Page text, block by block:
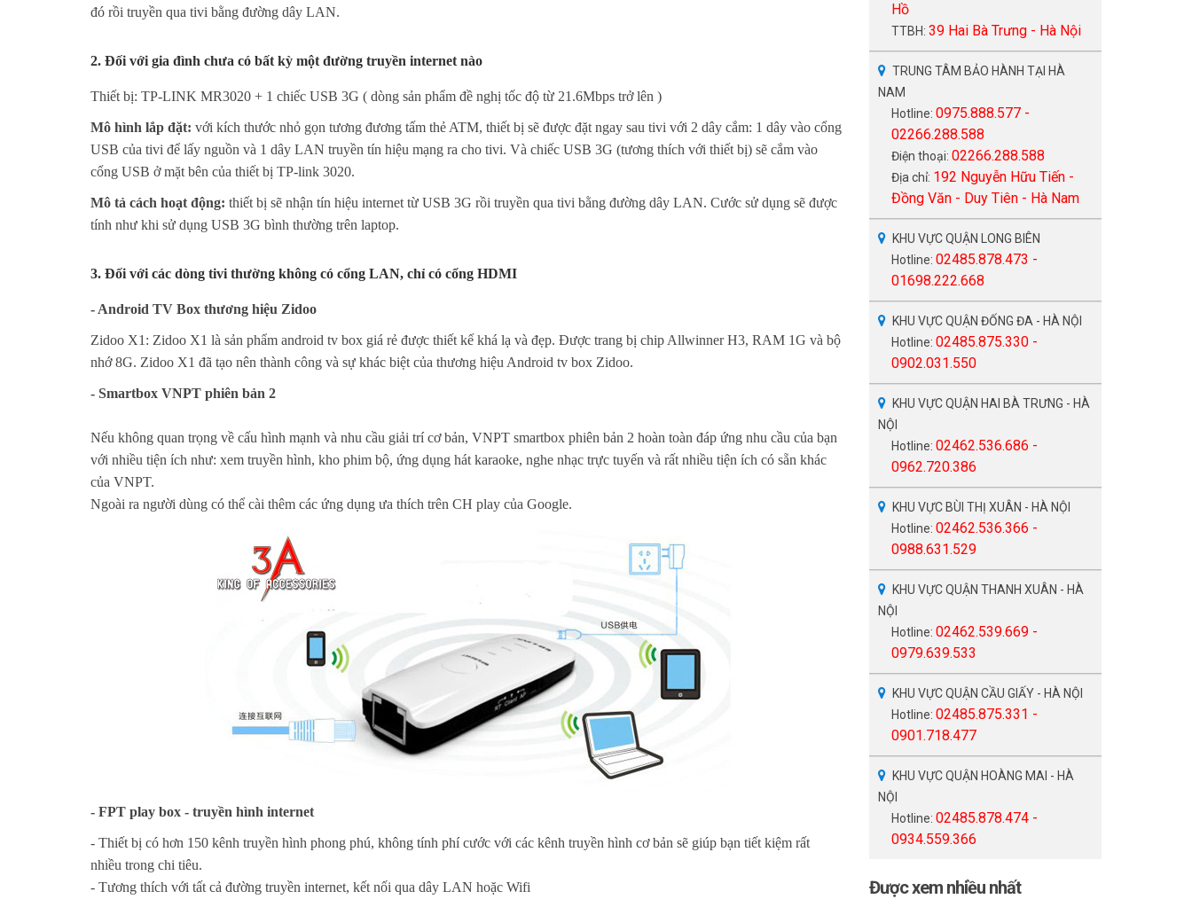
đó rồi truyền qua tivi bằng đường dây LAN.
2. Đối với gia đình chưa có bất kỳ một đường truyền internet nào
Thiết bị: TP-LINK MR3020 + 1 chiếc USB 3G ( dòng sản phẩm đề nghị tốc độ từ 21.6Mbps trở lên )
Mô hình lắp đặt: với kích thước nhỏ gọn tương đương tấm thẻ ATM, thiết bị sẽ được đặt ngay sau tivi với 2 dây cắm: 1 dây vào cổng
USB của tivi để lấy nguồn và 1 dây LAN truyền tín hiệu mạng ra cho tivi. Và chiếc USB 3G (tương thích với thiết bị) sẽ cắm vào
cổng USB ở mặt bên của thiết bị TP-link 3020.
Mô tả cách hoạt động: thiết bị sẽ nhận tín hiệu internet từ USB 3G rồi truyền qua tivi bằng đường dây LAN. Cước sử dụng sẽ được
tính như khi sử dụng USB 3G bình thường trên laptop.
3. Đối với các dòng tivi thường không có cổng LAN, chỉ có cổng HDMI
- Android TV Box thương hiệu Zidoo
Zidoo X1: Zidoo X1 là sản phẩm android tv box giá rẻ được thiết kế khá lạ và đẹp. Được trang bị chip Allwinner H3, RAM 1G và bộ
nhớ 8G. Zidoo X1 đã tạo nên thành công và sự khác biệt của thương hiệu Android tv box Zidoo.
- Smartbox VNPT phiên bản 2
Nếu không quan trọng về cấu hình mạnh và nhu cầu giải trí cơ bản, VNPT smartbox phiên bản 2 hoàn toàn đáp ứng nhu cầu của bạn
với nhiều tiện ích như: xem truyền hình, kho phim bộ, ứng dụng hát karaoke, nghe nhạc trực tuyến và rất nhiều tiện ích có sẵn khác
của VNPT.
Ngoài ra người dùng có thể cài thêm các ứng dụng ưa thích trên CH play của Google.
- FPT play box - truyền hình internet
- Thiết bị có hơn 150 kênh truyền hình phong phú, không tính phí cước với các kênh truyền hình cơ bản sẽ giúp bạn tiết kiệm rất
nhiều trong chi tiêu.
- Tương thích với tất cả đường truyền internet, kết nối qua dây LAN hoặc Wifi
Hồ
TTBH: 39 Hai Bà Trưng - Hà Nội
TRUNG TÂM BẢO HÀNH TẠI HÀ
NAM
Hotline: 0975.888.577 -
02266.288.588
Điện thoại: 02266.288.588
Địa chỉ: 192 Nguyễn Hữu Tiến -
Đồng Văn - Duy Tiên - Hà Nam
KHU VỰC QUẬN LONG BIÊN
Hotline: 02485.878.473 -
01698.222.668
KHU VỰC QUẬN ĐỐNG ĐA - HÀ NỘI
Hotline: 02485.875.330 -
0902.031.550
KHU VỰC QUẬN HAI BÀ TRƯNG - HÀ
NỘI
Hotline: 02462.536.686 -
0962.720.386
KHU VỰC BÙI THỊ XUÂN - HÀ NỘI
Hotline: 02462.536.366 -
0988.631.529
KHU VỰC QUẬN THANH XUÂN - HÀ
NỘI
Hotline: 02462.539.669 -
0979.639.533
KHU VỰC QUẬN CẦU GIẤY - HÀ NỘI
Hotline: 02485.875.331 -
0901.718.477
KHU VỰC QUẬN HOÀNG MAI - HÀ
NỘI
Hotline: 02485.878.474 -
0934.559.366
Được xem nhiều nhất